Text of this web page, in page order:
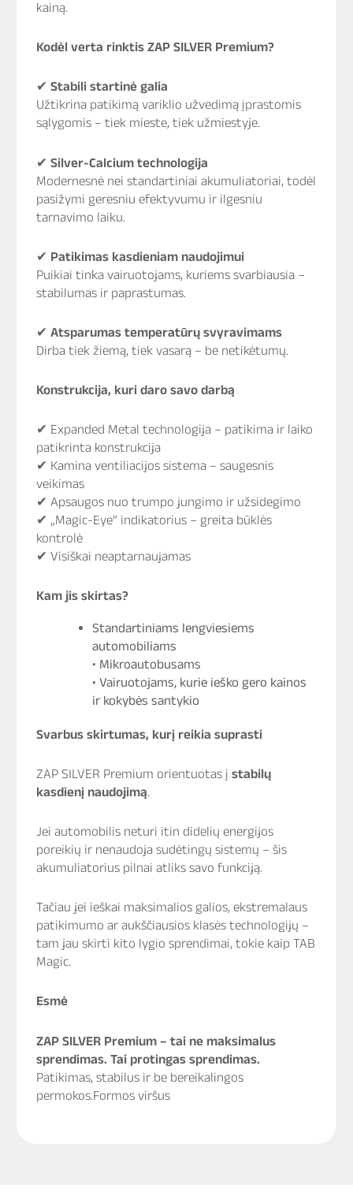
kainą.
Kodėl verta rinktis ZAP SILVER Premium?
✔ Stabili startinė galia
Užtikrina patikimą variklio užvedimą įprastomis
sąlygomis – tiek mieste, tiek užmiestyje.
✔ Silver-Calcium technologija
Modernesnė nei standartiniai akumuliatoriai, todėl
pasižymi geresniu efektyvumu ir ilgesniu
tarnavimo laiku.
✔ Patikimas kasdieniam naudojimui
Puikiai tinka vairuotojams, kuriems svarbiausia –
stabilumas ir paprastumas.
✔ Atsparumas temperatūrų svyravimams
Dirba tiek žiemą, tiek vasarą – be netikėtumų.
Konstrukcija, kuri daro savo darbą
✔ Expanded Metal technologija – patikima ir laiko
patikrinta konstrukcija
✔ Kamina ventiliacijos sistema – saugesnis
veikimas
✔ Apsaugos nuo trumpo jungimo ir užsidegimo
✔ „Magic-Eye“ indikatorius – greita būklės
kontrolė
✔ Visiškai neaptarnaujamas
Kam jis skirtas?
Standartiniams lengviesiems
automobiliams
• Mikroautobusams
• Vairuotojams, kurie ieško gero kainos
ir kokybės santykio
Svarbus skirtumas, kurį reikia suprasti
ZAP SILVER Premium orientuotas į stabilų
kasdienį naudojimą.
Jei automobilis neturi itin didelių energijos
poreikių ir nenaudoja sudėtingų sistemų – šis
akumuliatorius pilnai atliks savo funkciją.
Tačiau jei ieškai maksimalios galios, ekstremalaus
patikimumo ar aukščiausios klasės technologijų –
tam jau skirti kito lygio sprendimai, tokie kaip TAB
Magic.
Esmė
ZAP SILVER Premium – tai ne maksimalus
sprendimas. Tai protingas sprendimas.
Patikimas, stabilus ir be bereikalingos
permokos.Formos viršus